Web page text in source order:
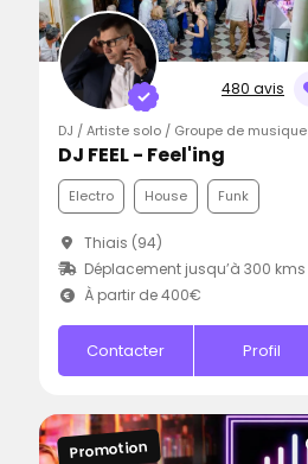
480 avis
DJ / Artiste solo / Groupe de musique
DJ FEEL - Feel'ing
Electro House Funk
Thiais (94)
Déplacement jusqu’à 300 kms
À partir de 400€
Contacter Profil
Promotion